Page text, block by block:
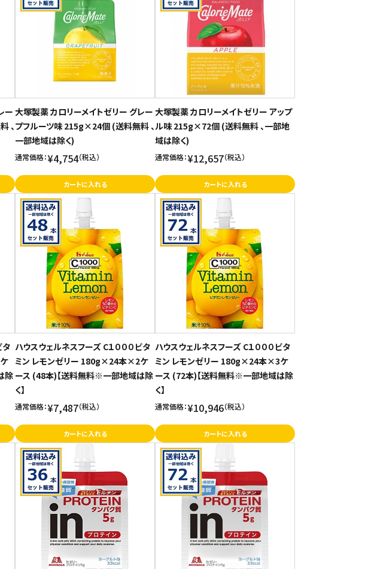
ー
、
大塚製薬 カロリーメイトゼリー グレー
プフルーツ味 215g×24個 (送料無料 、
一部地域は除く)
通常価格：¥4,754（税込）
カートに入れる
大塚製薬 カロリーメイトゼリー アップ
ル味 215g×72個 (送料無料 、一部地
域は除く)
通常価格：¥12,657（税込）
カートに入れる
タ
除
ハウスウェルネスフーズ C１０００ビタ
ミン レモンゼリー 180g×24本×2ケ
ース (48本)【送料無料※一部地域は除
く】
通常価格：¥7,487（税込）
カートに入れる
ハウスウェルネスフーズ C１０００ビタ
ミン レモンゼリー 180g×24本×3ケ
ース (72本)【送料無料※一部地域は除
く】
通常価格：¥10,946（税込）
カートに入れる